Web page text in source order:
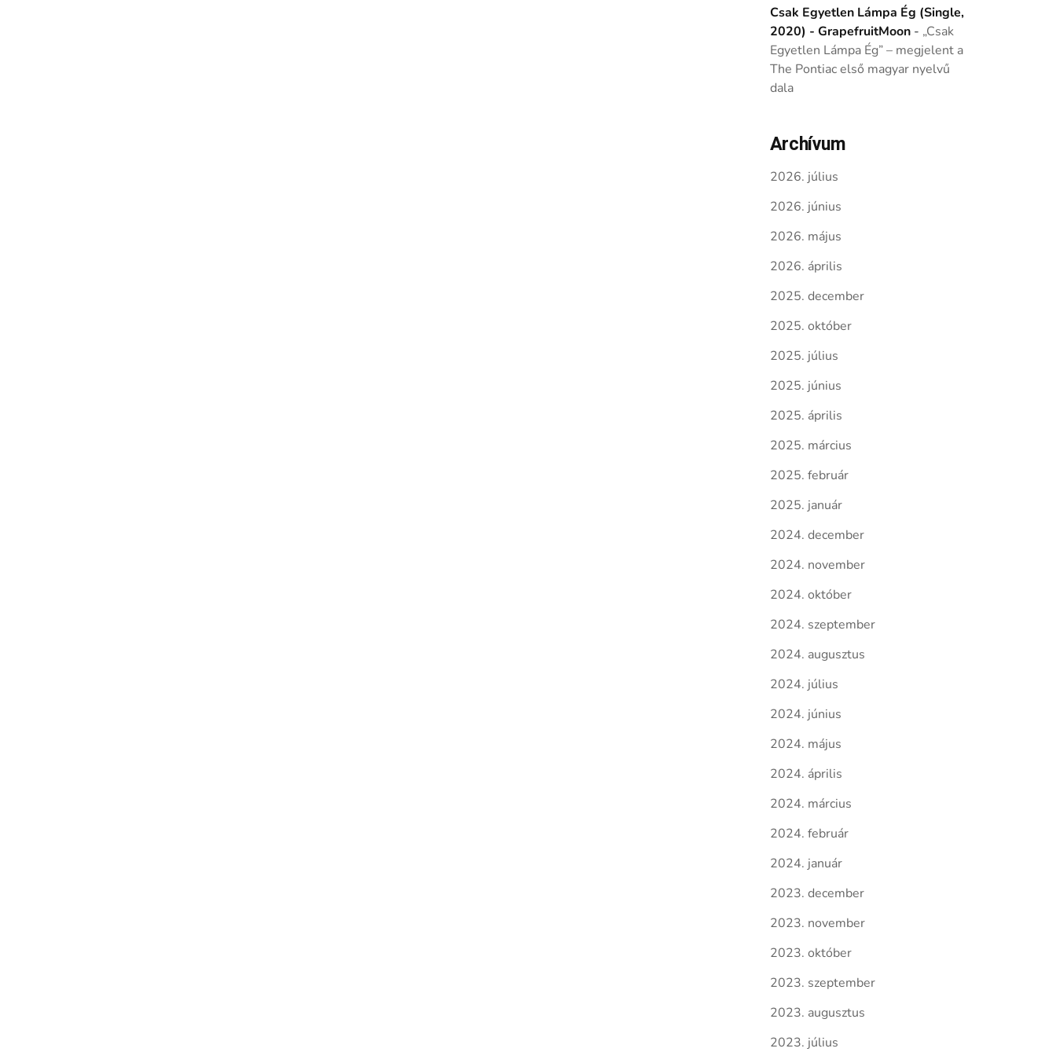
Csak Egyetlen Lámpa Ég (Single,
2020) - GrapefruitMoon- „Csak
Egyetlen Lámpa Ég” – megjelent a
The Pontiac első magyar nyelvű
dala
Archívum
2026. július
2026. június
2026. május
2026. április
2025. december
2025. október
2025. július
2025. június
2025. április
2025. március
2025. február
2025. január
2024. december
2024. november
2024. október
2024. szeptember
2024. augusztus
2024. július
2024. június
2024. május
2024. április
2024. március
2024. február
2024. január
2023. december
2023. november
2023. október
2023. szeptember
2023. augusztus
2023. július